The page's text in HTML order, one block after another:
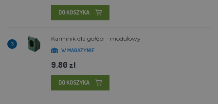
DO KOSZYKA
3
Karmnik dla gołębi - modułowy
W MAGAZYNIE
9.80 zl
DO KOSZYKA